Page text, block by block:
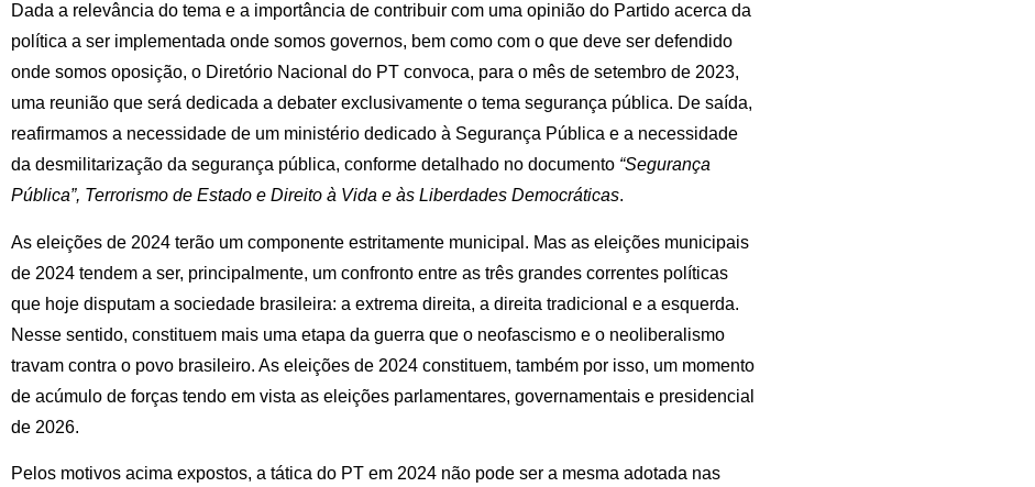
Dada a relevância do tema e a importância de contribuir com uma opinião do Partido acerca da
política a ser implementada onde somos governos, bem como com o que deve ser defendido
onde somos oposição, o Diretório Nacional do PT convoca, para o mês de setembro de 2023,
uma reunião que será dedicada a debater exclusivamente o tema segurança pública. De saída,
reafirmamos a necessidade de um ministério dedicado à Segurança Pública e a necessidade
da desmilitarização da segurança pública, conforme detalhado no documento “Segurança
Pública”, Terrorismo de Estado e Direito à Vida e às Liberdades Democráticas.
As eleições de 2024 terão um componente estritamente municipal. Mas as eleições municipais
de 2024 tendem a ser, principalmente, um confronto entre as três grandes correntes políticas
que hoje disputam a sociedade brasileira: a extrema direita, a direita tradicional e a esquerda.
Nesse sentido, constituem mais uma etapa da guerra que o neofascismo e o neoliberalismo
travam contra o povo brasileiro. As eleições de 2024 constituem, também por isso, um momento
de acúmulo de forças tendo em vista as eleições parlamentares, governamentais e presidencial
de 2026.
Pelos motivos acima expostos, a tática do PT em 2024 não pode ser a mesma adotada nas